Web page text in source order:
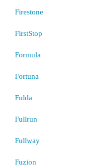
Firestone
FirstStop
Formula
Fortuna
Fulda
Fullrun
Fullway
Fuzion